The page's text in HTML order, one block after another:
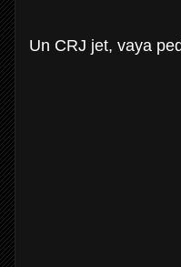
Un CRJ jet, vaya